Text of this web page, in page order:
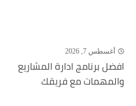
أغسطس 7, 2026
افضل برنامج ادارة المشاريع
والمهمات مع فريقك